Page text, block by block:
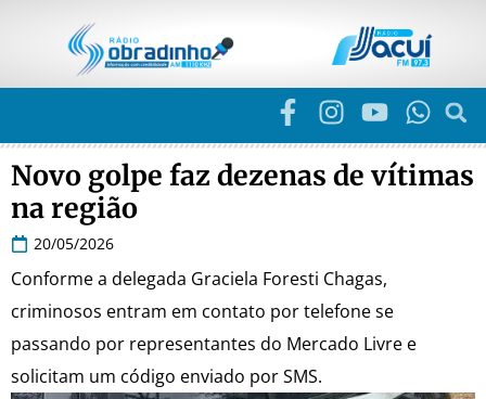
Novo golpe faz dezenas de vítimas
na região
20/05/2026
Conforme a delegada Graciela Foresti Chagas,
criminosos entram em contato por telefone se
passando por representantes do Mercado Livre e
solicitam um código enviado por SMS.